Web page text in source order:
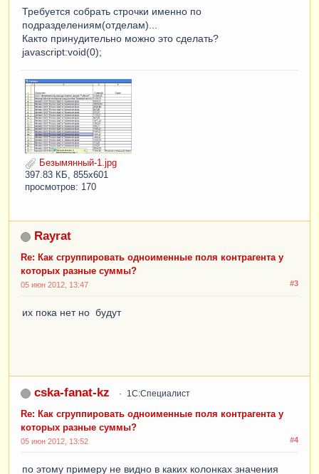
| ХозрасчетныйОстатки.Субконто2.Номер,
| ХозрасчетныйОстатки.Субконто2.Дата,
| ХозрасчетныйОстатки.Субконто2.Подразделение
|УПОРЯДОЧИТЬ ПО
| Подразделение
|ИТОГИ
| СУММА(СуммаДт)
|ПО
| Контрагент,
| ДоговорСпр";
Запрос.УстановитьПараметр
КонецДня(ДатаКон));
Запрос.
Запрос.УстановитьПараметр("Контрагент",
Контрагент);
Запрос.УстановитьПараметр
Макет
ПолучитьОбласть
ОбластьСтрока
Макет.ПолучитьОбласть("Строка");
ТабДокумент = Новый
ТабДокумент
Парам = ОбластьСтрока .Параметры;
Требуется собрать строчки именно по
подразделениям(отделам)...
Както принудительно можно это сделать?
javascript:void(0);
Безымянный-1.jpg
397.83 КБ, 855x601
просмотров: 170
Rayrat
Re: Как сгруппировать одноименные поля контрагента у
которых разные суммы?
#3
05 июн 2012, 13:47
их пока нет но будут
cska-fanat-kz 1С:Специалист
Re: Как сгруппировать одноименные поля контрагента у
которых разные суммы?
#4
05 июн 2012, 13:52
по этому примеру не видно в каких колонках значения